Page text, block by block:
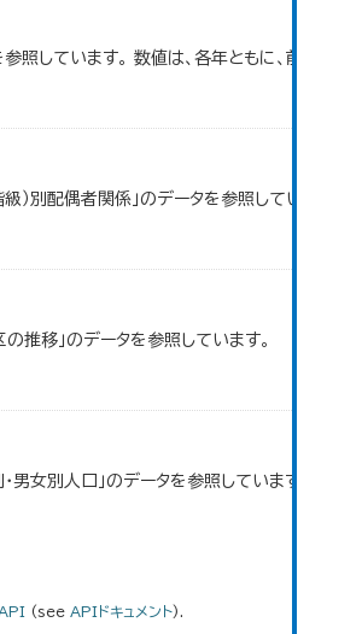
しています。 数値は、各年ともに、前年１０月
別配偶者関係」のデータを参照しています。
推移」のデータを参照しています。
男女別人口」のデータを参照しています。
API (see APIドキュメント).